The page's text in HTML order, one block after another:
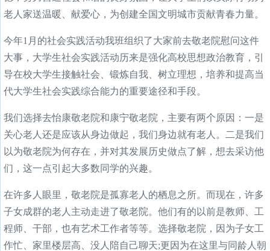
老人家送温暖、献爱心，为创建全国文明城市贡献青春力量。
今年1月的社会实践活动我班组织了大家前去敬老院慰问这件
大事，大学生社会实践活动历来是强化高校思想政治教育，引
导在校大学生接触社会、锻炼自我、树立理想，培养和提高当
代大学生社会实践综合能力的重要途径和手段。
我们选择去怡康敬老院和康宁敬老院，主要有两个原因：一是
关心老人还是应该从身边做起，我们身边就有老人。二是我们
以为敬老院为何存在，并对其发展历史做点了解，想去采访他
们，这一点引起大多数同学的兴趣。
在许多人眼里，敬老院是孤寡老人的栖息之所。而现在，许多
子女成群的老人主动走进了敬老院。他们有的以前是教师、工
程师、干部，也有艺术工作者等等。选择敬老院，因为子女工
作忙、家里楼层高、没人陪自己聊天;更因为在这里与同龄人朝